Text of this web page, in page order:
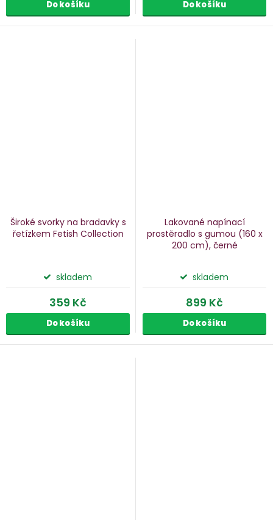
Do košíku Do košíku
Široké svorky na bradavky s
řetízkem Fetish Collection
skladem
359 Kč
Do košíku
Lakované napínací
prostěradlo s gumou (160 x
200 cm), černé
skladem
899 Kč
Do košíku